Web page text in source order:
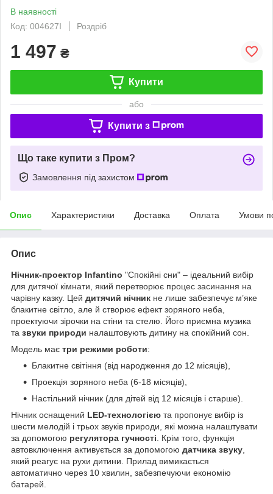
В наявності
Код: 004627I
Роздріб
1 497 ₴
Купити
або
Купити з
Що таке купити з Пром?
Замовлення під захистом
Опис Характеристики Доставка Оплата Умови
Опис
Нічник-проектор Infantino "Спокійні сни" – ідеальний вибір
для дитячої кімнати, який перетворює процес засинання на
чарівну казку. Цей дитячий нічник не лише забезпечує м’яке
блакитне світло, але й створює ефект зоряного неба,
проектуючи зірочки на стіни та стелю. Його приємна музика
та звуки природи налаштовують дитину на спокійний сон.
Модель має три режими роботи:
Блакитне світіння (від народження до 12 місяців),
Проекція зоряного неба (6-18 місяців),
Настільний нічник (для дітей від 12 місяців і старше).
Нічник оснащений LED-технологією та пропонує вибір із
шести мелодій і трьох звуків природи, які можна налаштувати
за допомогою регулятора гучності . Крім того, функція
автовключення активується за допомогою датчика звуку
який реагує на рухи дитини. Прилад вимикається
автоматично через 10 хвилин, забезпечуючи економію
батарей.